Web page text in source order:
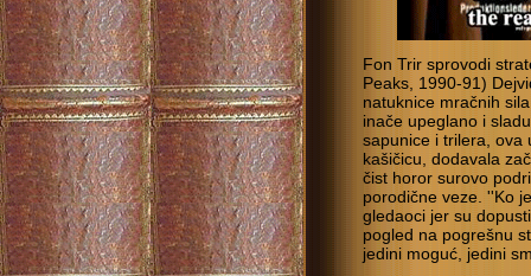
Fon Trir sprovodi
Peaks, 1990-91)
natuknice mračnih
inače upeglano i
sapunice i trilera, ova
kašičicu, dodavala
čist horor surovo
porodične veze. ''Ko
gledaoci jer su
pogled na pogrešnu
jedini moguć, jedini